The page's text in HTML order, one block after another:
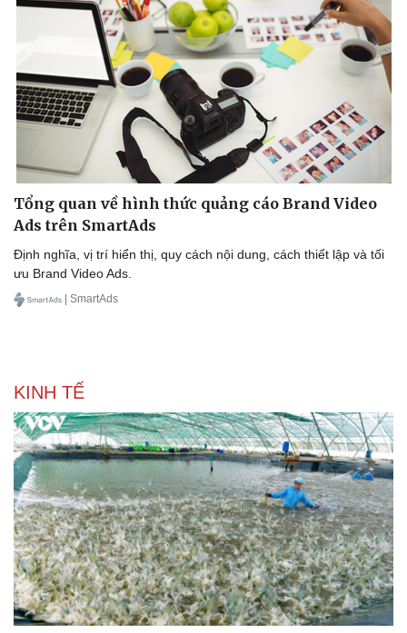
Doanh nghiệp
Doanh nghiệp 24h
Doanh nhân
Vì cộng đồng
Tin Công nghệ
Trải nghiệm
Chuyển đổi số
Tổng quan về hình thức quảng cáo Brand Video
Ads trên SmartAds
Định nghĩa, vị trí hiển thị, quy cách nội dung, cách thiết lập và tối
ưu Brand Video Ads.
| SmartAds
KINH TẾ